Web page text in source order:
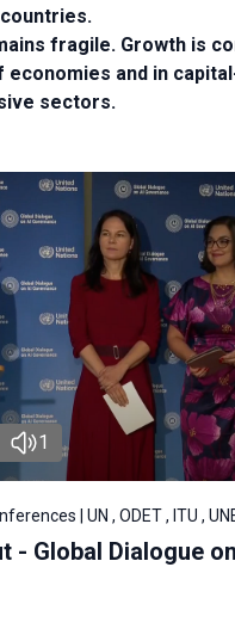
fragile. Growth is
economies and in
sectors.
1
| UN , ODET , ITU ,
- Global Dialogue